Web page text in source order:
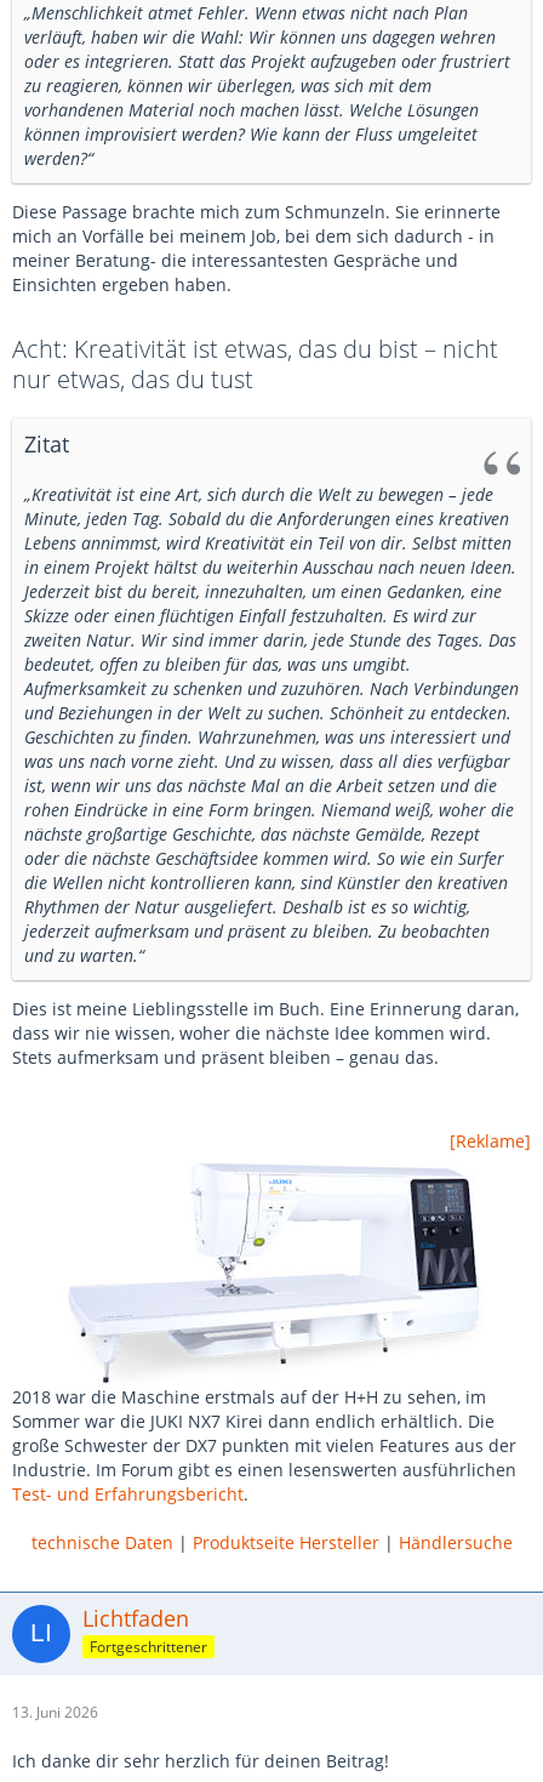
„Menschlichkeit atmet Fehler. Wenn etwas nicht nach Plan
verläuft, haben wir die Wahl: Wir können uns dagegen wehren
oder es integrieren. Statt das Projekt aufzugeben oder frustriert
zu reagieren, können wir überlegen, was sich mit dem
vorhandenen Material noch machen lässt. Welche Lösungen
können improvisiert werden? Wie kann der Fluss umgeleitet
werden?“
Diese Passage brachte mich zum Schmunzeln. Sie erinnerte
mich an Vorfälle bei meinem Job, bei dem sich dadurch - in
meiner Beratung- die interessantesten Gespräche und
Einsichten ergeben haben.
Acht: Kreativität ist etwas, das du bist – nicht
nur etwas, das du tust
Zitat
„Kreativität ist eine Art, sich durch die Welt zu bewegen – jede
Minute, jeden Tag. Sobald du die Anforderungen eines kreativen
Lebens annimmst, wird Kreativität ein Teil von dir. Selbst mitten
in einem Projekt hältst du weiterhin Ausschau nach neuen Ideen.
Jederzeit bist du bereit, innezuhalten, um einen Gedanken, eine
Skizze oder einen flüchtigen Einfall festzuhalten. Es wird zur
zweiten Natur. Wir sind immer darin, jede Stunde des Tages. Das
bedeutet, offen zu bleiben für das, was uns umgibt.
Aufmerksamkeit zu schenken und zuzuhören. Nach Verbindungen
und Beziehungen in der Welt zu suchen. Schönheit zu entdecken.
Geschichten zu finden. Wahrzunehmen, was uns interessiert und
was uns nach vorne zieht. Und zu wissen, dass all dies verfügbar
ist, wenn wir uns das nächste Mal an die Arbeit setzen und die
rohen Eindrücke in eine Form bringen. Niemand weiß, woher die
nächste großartige Geschichte, das nächste Gemälde, Rezept
oder die nächste Geschäftsidee kommen wird. So wie ein Surfer
die Wellen nicht kontrollieren kann, sind Künstler den kreativen
Rhythmen der Natur ausgeliefert. Deshalb ist es so wichtig,
jederzeit aufmerksam und präsent zu bleiben. Zu beobachten
und zu warten.“
Dies ist meine Lieblingsstelle im Buch. Eine Erinnerung daran,
dass wir nie wissen, woher die nächste Idee kommen wird.
Stets aufmerksam und präsent bleiben – genau das.
[Reklame]
2018 war die Maschine erstmals auf der H+H zu sehen, im
Sommer war die JUKI NX7 Kirei dann endlich erhältlich. Die
große Schwester der DX7 punkten mit vielen Features aus der
Industrie. Im Forum gibt es einen lesenswerten ausführlichen
Test- und Erfahrungsbericht.
technische Daten | Produktseite Hersteller| Händlersuche
Lichtfaden
Fortgeschrittener
13. Juni 2026
Ich danke dir sehr herzlich für deinen Beitrag!